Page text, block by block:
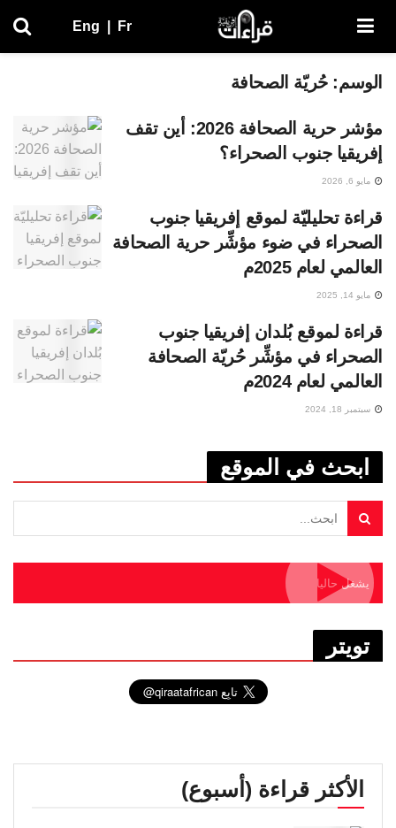
Eng Fr
الوسم:حُريّة الصحافة
مؤشر حرية الصحافة 2026: أين تقف
إفريقيا جنوب الصحراء؟
مايو 6, 2026
قراءة تحليليّة لموقع إفريقيا جنوب
الصحراء في ضوء مؤشِّر حرية الصحافة
العالمي لعام 2025م
مايو 14, 2025
قراءة لموقع بُلدان إفريقيا جنوب
الصحراء في مؤشِّر حُريّة الصحافة
العالمي لعام 2024م
سبتمبر 18, 2024
ابحث في الموقع
يشغل حاليا
تويتر
الأكثر قراءة (أسبوع)